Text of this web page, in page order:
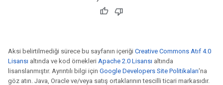
Aksi belirtilmediği sürece bu sayfanın içeriği Creative Commons Atıf 4.0
Lisansı altında ve kod örnekleri Apache 2.0 Lisansı altında
lisanslanmıştır. Ayrıntılı bilgi için Google Developers Site Politikaları'na
göz atın. Java, Oracle ve/veya satış ortaklarının tescilli ticari markasıdır.